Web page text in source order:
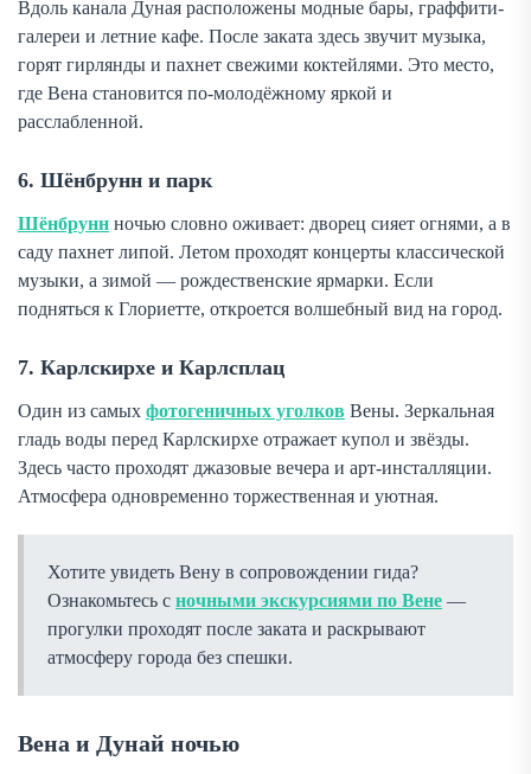
Вдоль канала Дуная расположены модные бары, граффити-
галереи и летние кафе. После заката здесь звучит музыка,
горят гирлянды и пахнет свежими коктейлями. Это место,
где Вена становится по-молодёжному яркой и
расслабленной.
6. Шёнбрунн и парк
Шёнбрунн ночью словно оживает: дворец сияет огнями, а в
саду пахнет липой. Летом проходят концерты классической
музыки, а зимой — рождественские ярмарки. Если
подняться к Глориетте, откроется волшебный вид на город.
7. Карлскирхе и Карлсплац
Один из самых фотогеничных уголков Вены. Зеркальная
гладь воды перед Карлскирхе отражает купол и звёзды.
Здесь часто проходят джазовые вечера и арт-инсталляции.
Атмосфера одновременно торжественная и уютная.
Хотите увидеть Вену в сопровождении гида?
Ознакомьтесь с ночными экскурсиями по Вене —
прогулки проходят после заката и раскрывают
атмосферу города без спешки.
Вена и Дунай ночью